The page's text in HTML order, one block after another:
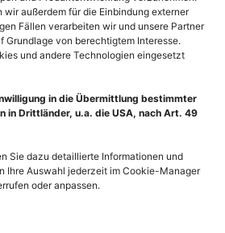
wir außerdem für die Einbindung externer
Fällen verarbeiten wir und unsere Partner
Grundlage von berechtigtem Interesse.
und andere Technologien eingesetzt
in die Übermittlung bestimmter
in Drittländer, u.a. die USA, nach Art. 49
Sie dazu detaillierte Informationen und
Ihre Auswahl jederzeit im Cookie-Manager
oder anpassen.